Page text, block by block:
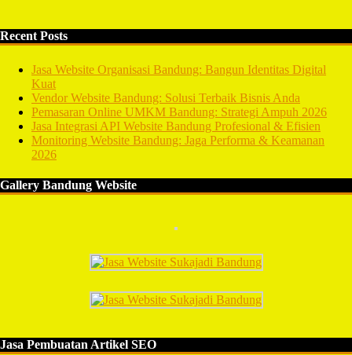
Recent Posts
Jasa Website Organisasi Bandung: Bangun Identitas Digital
Kuat
Vendor Website Bandung: Solusi Terbaik Bisnis Anda
Pemasaran Online UMKM Bandung: Strategi Ampuh 2026
Jasa Integrasi API Website Bandung Profesional & Efisien
Monitoring Website Bandung: Jaga Performa & Keamanan
2026
Gallery Bandung Website
Jasa Pembuatan Artikel SEO